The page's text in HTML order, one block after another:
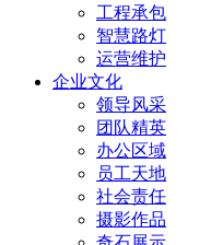
工程承包
智慧路灯
运营维护
企业文化
领导风采
团队精英
办公区域
员工天地
社会责任
摄影作品